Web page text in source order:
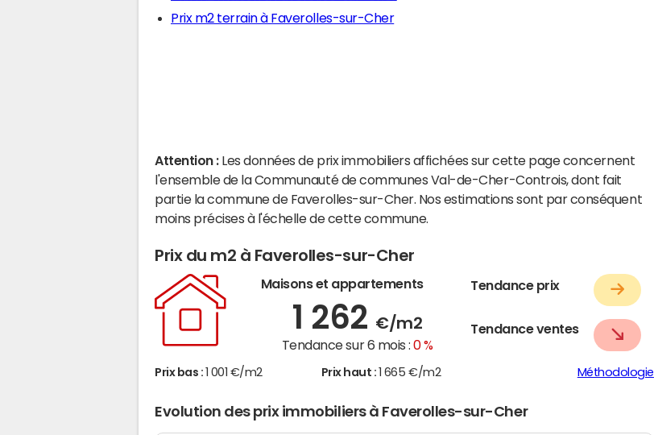
Prix m2 terrain à Faverolles-sur-Cher
Attention : Les données de prix immobiliers affichées sur cette page concernent
l'ensemble de la Communauté de communes Val-de-Cher-Controis, dont fait
partie la commune de Faverolles-sur-Cher. Nos estimations sont par conséquent
moins précises à l'échelle de cette commune.
Prix du m2 à Faverolles-sur-Cher
Maisons et appartements
1 262 €/m2
Tendance sur 6 mois :0 %
Tendance prix
Tendance ventes
Prix bas : 1 001 €/m2 Prix haut : 1 665 €/m2 Méthodologie
Evolution des prix immobiliers à Faverolles-sur-Cher